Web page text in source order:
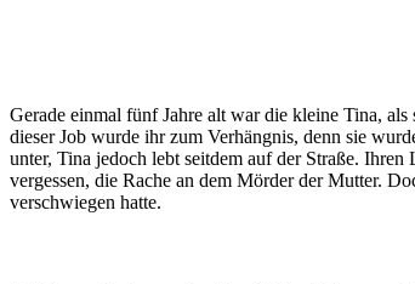
Gerade einmal fünf Jahre alt war die kleine Tina,
dieser Job wurde ihr zum Verhängnis, denn sie
unter, Tina jedoch lebt seitdem auf der Straße.
vergessen, die Rache an dem Mörder der Mutter.
verschwiegen hatte.